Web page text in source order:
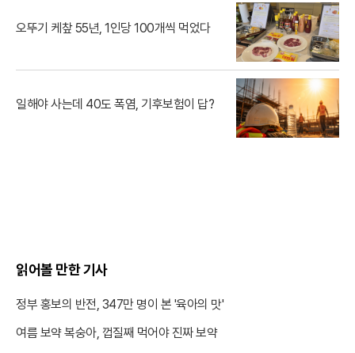
오뚜기 케챂 55년, 1인당 100개씩 먹었다
일해야 사는데 40도 폭염, 기후보험이 답?
읽어볼 만한 기사
정부 홍보의 반전, 347만 명이 본 '육아의 맛'
여름 보약 복숭아, 껍질째 먹어야 진짜 보약